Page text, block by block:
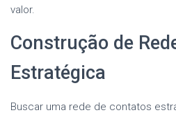
valor.
Construção de
Estratégica
Buscar uma rede de contatos